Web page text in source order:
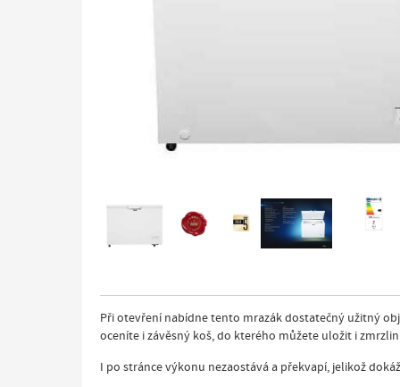
Při otevření nabídne tento mrazák dostatečný užitný
oceníte i závěsný koš, do kterého můžete uložit i
I po stránce výkonu nezaostává a překvapí, jelikož